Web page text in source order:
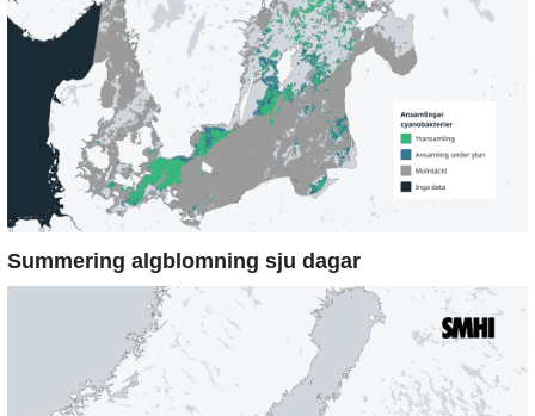
Summering algblomning sju dagar